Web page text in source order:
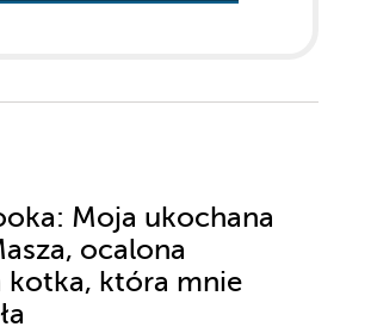
: Moja ukochana
ocalona
kotka, która mnie